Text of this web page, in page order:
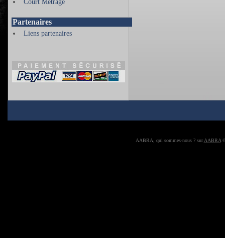
Court Métrage
Partenaires
Liens partenaires
AABRA, qui sommes-nous ? surAABRA©